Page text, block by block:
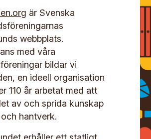
är Svenska
webbplats.
med våra
bildar vi
en ideell organisation
110 år arbetat med att
av och sprida kunskap
hantverk.